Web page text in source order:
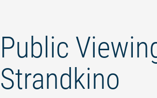
Public
Strandkino